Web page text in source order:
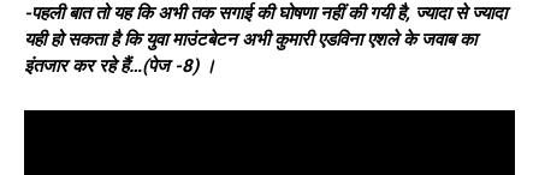
-पहली बात तो यह कि अभी तक सगाई की घोषणा नहीं की गयी है, ज्यादा से ज्यादा
यही हो सकता है कि युवा माउंटबेटन अभी कुमारी एडविना एशले के जवाब का
इंतजार कर रहे हैं…(पेज -8) ।